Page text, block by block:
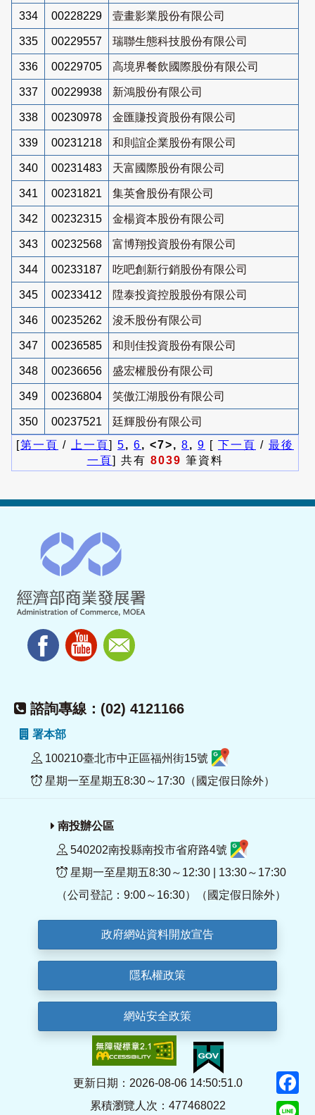
334 00228229 壹畫影業股份有限公司
335 00229557 瑞聯生態科技股份有限公司
336 00229705 高境界餐飲國際股份有限公司
337 00229938 新鴻股份有限公司
338 00230978 金匯賺投資股份有限公司
339 00231218 和則誼企業股份有限公司
340 00231483 天富國際股份有限公司
341 00231821 集英會股份有限公司
342 00232315 金楊資本股份有限公司
343 00232568 富博翔投資股份有限公司
344 00233187 吃吧創新行銷股份有限公司
345 00233412 陞泰投資控股股份有限公司
346 00235262 浚禾股份有限公司
347 00236585 和則佳投資股份有限公司
348 00236656 盛宏權股份有限公司
349 00236804 笑傲江湖股份有限公司
350 00237521
廷輝股份有限公司
[第一頁 / 上一頁] 5, 6, <7>, 8, 9 [ 下一頁 / 最後
一頁] 共有 8039 筆資料
諮詢專線：(02) 4121166
署本部
100210臺北市中正區福州街15號
星期一至星期五8:30～17:30（國定假日除外）
南投辦公區
540202南投縣南投市省府路4號
星期一至星期五8:30～12:30 | 13:30～17:30
（公司登記：9:00～16:30）（國定假日除外）
政府網站資料開放宣告
隱私權政策
網站安全政策
更新日期：2026-08-06 14:50:51.0
累積瀏覽人次：477468022